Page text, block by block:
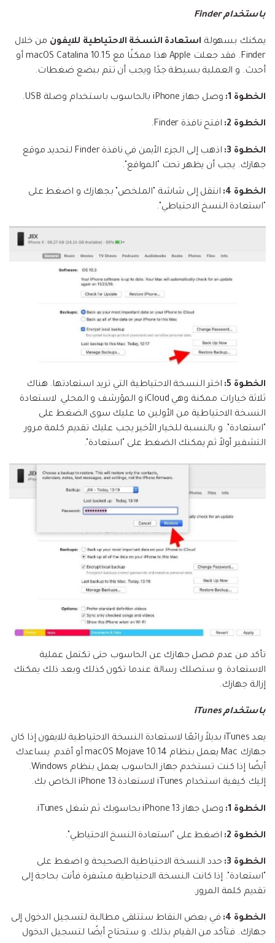
باستخدام Finder
يمكنك بسهولة استعادة النسخة الاحتياطية للايفون من خلال
Finder. فقد جعلت Apple هذا ممكنًا مع macOS Catalina 10.15 أو
أحدث. و العملية بسيطة جدًا ويجب أن تتم ببضع ضغطات.
الخطوة 1: وصل جهاز iPhone بالحاسوب باستخدام وصلة USB.
الخطوة 2: افتح نافذة Finder.
الخطوة 3:
اذهب إلى الجزء الأيمن في نافذة Finder لتحديد موقع
جهازك. يجب أن يظهر تحت "المواقع".
الخطوة 4:
انتقل إلى شاشة "الملخص" بجهازك و اضغط على
"استعادة النسخ الاحتياطي".
الخطوة 5:
اختر النسخة الاحتياطية التي تريد استعادتها. هناك
ثلاثة خيارات ممكنة وهي iCloud و المؤرشف و المحلي. لاستعادة
النسخة الاحتياطية من الأولين ما عليك سوى الضغط على
"استعادة". و بالنسبة للخيار الأخير يجب عليك تقديم كلمة مرور
التشفير أولاً ثم يمكنك الضغط على "استعادة".
تأكد من عدم فصل جهازك عن الحاسوب حتى تكتمل عملية
الاستعادة. و ستصلك رسالة عندما تكون كذلك وبعد ذلك يمكنك
إزالة جهازك.
باستخدام iTunes
يعد iTunes بديلاً رائعًا لاستعادة النسخة الاحتياطية للايفون إذا كان
جهازك Mac يعمل بنظام macOS Mojave 10.14 أو أقدم. يساعدك
أيضًا إذا كنت تستخدم جهاز الحاسوب يعمل بنظام Windows.
إليك كيفية استخدام iTunes لاستعادة iPhone 13 الخاص بك.
الخطوة 1: وصل جهاز iPhone 13 بحاسوبك ثم شغل iTunes.
الخطوة 2: اضغط على "استعادة النسخ الاحتياطي".
الخطوة 3:
حدد النسخة الاحتياطية الصحيحة و اضغط على
"استعادة". إذا كانت النسخة الاحتياطية مشفرة فأنت بحاجة إلى
تقديم كلمة المرور.
الخطوة 4:
في بعض النقاط ستتلقى مطالبة لتسجيل الدخول إلى
جهازك. فتأكد من القيام بذلك. و ستحتاج أيضًا لتسجيل الدخول